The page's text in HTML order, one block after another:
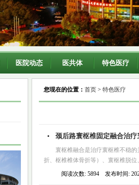
医院动态 医共体 特色医疗
您现在的位置： 首页 > 特色医疗
颈后路寰枢椎固定融合治
寰枢椎融合是治疗寰枢椎不稳
折、枢椎椎体骨折等）、寰枢椎脱
阅读次数: 5894 发布时间: